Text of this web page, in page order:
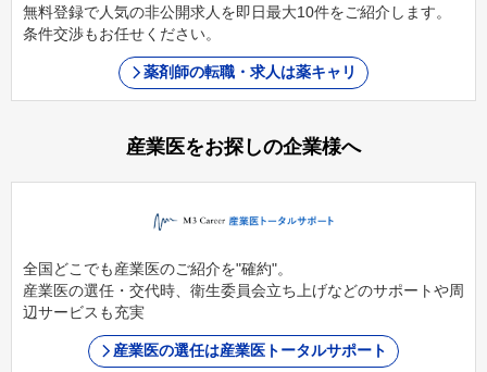
無料登録で人気の非公開求人を即日最大10件をご紹介します。
条件交渉もお任せください。
薬剤師の転職・求人は薬キャリ
産業医をお探しの企業様へ
全国どこでも産業医のご紹介を"確約"。
産業医の選任・交代時、衛生委員会立ち上げなどのサポートや周
辺サービスも充実
産業医の選任は産業医トータルサポート